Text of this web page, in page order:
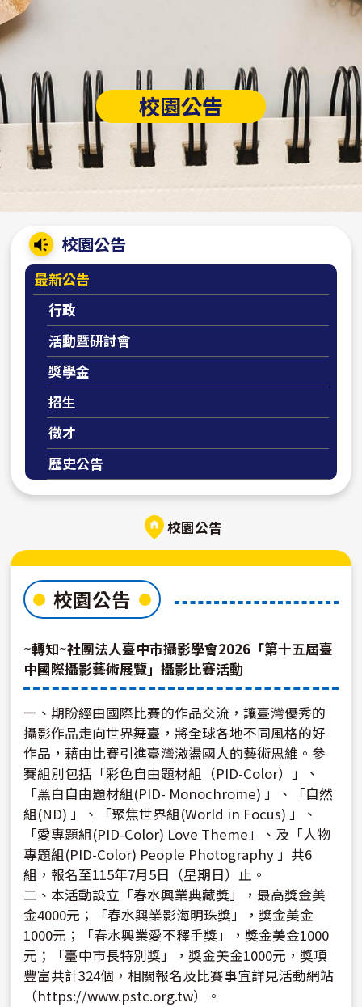
校園公告
校園公告
最新公告
行政
活動暨研討會
獎學金
招生
徵才
歷史公告
校園公告
校園公告
~轉知~社團法人臺中市攝影學會2026「第十五屆臺
中國際攝影藝術展覽」攝影比賽活動
一、期盼經由國際比賽的作品交流，讓臺灣優秀的
攝影作品走向世界舞臺，將全球各地不同風格的好
作品，藉由比賽引進臺灣激盪國人的藝術思維。參
賽組別包括「彩色自由題材組（PID-Color）」、
「黑白自由題材組(PID- Monochrome) 」、「自然
組(ND) 」、「聚焦世界組(World in Focus) 」、
「愛專題組(PID-Color) Love Theme」、及「人物
專題組(PID-Color) People Photography 」共6
組，報名至115年7月5日（星期日）止。
二、本活動設立「春水興業典藏獎」，最高獎金美
金4000元；「春水興業影海明珠獎」，獎金美金
1000元；「春水興業愛不釋手獎」，獎金美金1000
元；「臺中市長特別獎」，獎金美金1000元，獎項
豐富共計324個，相關報名及比賽事宜詳見活動網站
（https://www.pstc.org.tw）。